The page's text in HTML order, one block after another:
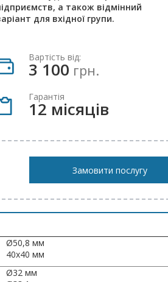
а також відмінний
для вхідної групи.
Вартість від:
3 100 грн.
Гарантія
12 місяців
Замовити послугу
Ø50,8 мм
40х40 мм
Ø32 мм